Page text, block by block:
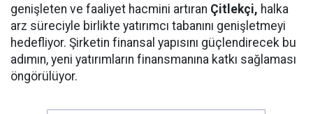
genişleten ve faaliyet hacmini artıran Çitlekçi, halka
arz süreciyle birlikte yatırımcı tabanını genişletmeyi
hedefliyor. Şirketin finansal yapısını güçlendirecek bu
adımın, yeni yatırımların finansmanına katkı sağlaması
öngörülüyor.